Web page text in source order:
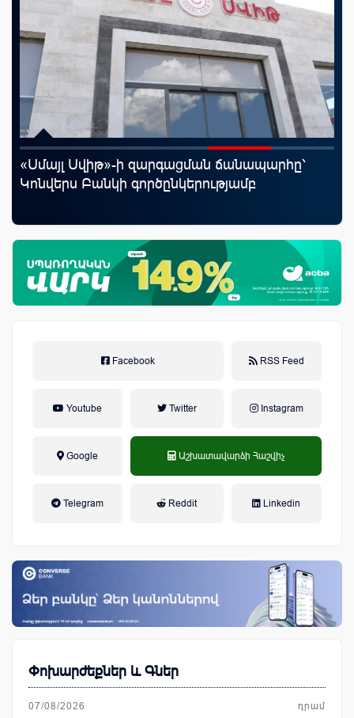
«Սմայլ Սվիթ»-ի զարգացման ճանապարհը՝
Կոնվերս Բանկի գործընկերությամբ
Facebook RSS Feed
Youtube Twitter Instagram
Google Աշխատավարձի Հաշվիչ
Telegram Reddit Linkedin
Փոխարժեքներ և Գներ
07/08/2026 դրամ